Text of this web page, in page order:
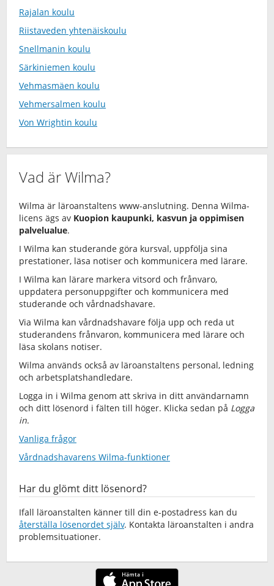
Rajalan koulu
Riistaveden yhtenäiskoulu
Snellmanin koulu
Särkiniemen koulu
Vehmasmäen koulu
Vehmersalmen koulu
Von Wrightin koulu
Vad är Wilma?
Wilma är läroanstaltens www-anslutning. Denna Wilma-
licens ägs av Kuopion kaupunki, kasvun ja oppimisen
palvelualue.
I Wilma kan studerande göra kursval, uppfölja sina
prestationer, läsa notiser och kommunicera med lärare.
I Wilma kan lärare markera vitsord och frånvaro,
uppdatera personuppgifter och kommunicera med
studerande och vårdnadshavare.
Via Wilma kan vårdnadshavare följa upp och reda ut
studerandens frånvaron, kommunicera med lärare och
läsa skolans notiser.
Wilma används också av läroanstaltens personal, ledning
och arbetsplatshandledare.
Logga in i Wilma genom att skriva in ditt användarnamn
och ditt lösenord i fälten till höger. Klicka sedan på Logga
in.
Vanliga frågor
Vårdnadshavarens Wilma-funktioner
Har du glömt ditt lösenord?
Ifall läroanstalten känner till din e-postadress kan du
återställa lösenordet själv. Kontakta läroanstalten i andra
problemsituationer.